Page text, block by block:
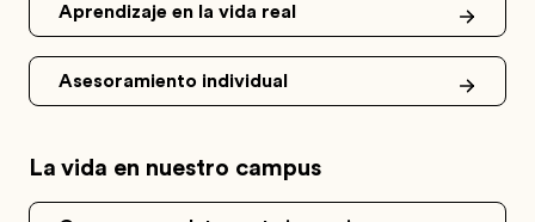
Aprendizaje en la vida real
Asesoramiento individual
La vida en nuestro campus